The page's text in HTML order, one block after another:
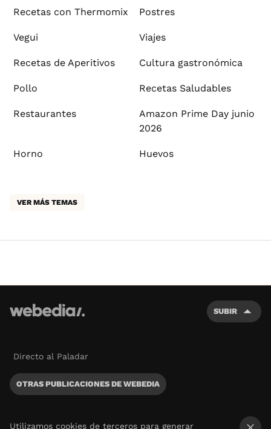
Recetas con Thermomix Postres
Vegui Viajes
Recetas de Aperitivos Cultura gastronómica
Pollo Recetas Saludables
Restaurantes
Amazon Prime Day junio
2026
Horno Huevos
VER MÁS TEMAS
SUBIR
Directo al Paladar
OTRAS PUBLICACIONES DE WEBEDIA
Utilizamos cookies de terceros para generar